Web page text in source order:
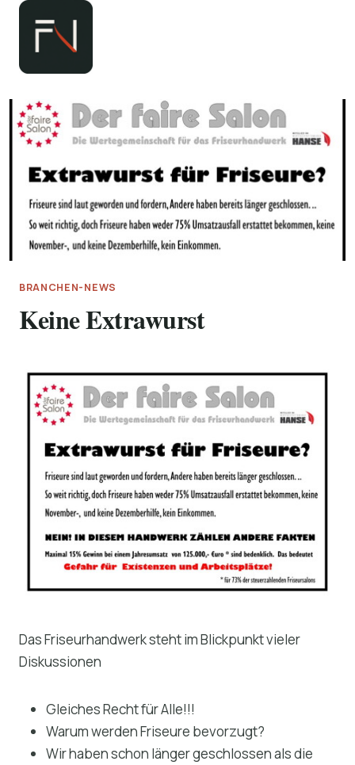
Zum
springen
BRANCHEN-NEWS
Keine Extrawurst
Das Friseurhandwerk steht im Blickpunkt vieler
Diskussionen
Gleiches Recht für Alle!!!
Warum werden Friseure bevorzugt?
Wir haben schon länger geschlossen als die